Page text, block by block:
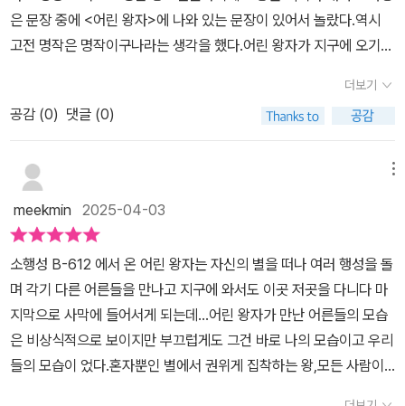
습들도 알게 되고 머릿속으로 계산기를 두드리고 있는 속물적인 나
자신의 모습에 화들짝 놀라기도 합니다. 어린왕자는 가장 중요한
가 서문에서도 밝혔듯이 이 책을 어른들에게 바치며 어린이들에게 용
서를 빌면서 '어른들도 처음에는 다 어린이였다'고 한 말이 기억에 남
습니다. <어린왕자>에서 생텍쥐페리가 말하는 '사랑'은 어떤 것일까
요? “네가 날 길들인다면 우린 서로에게 필요한 존재가 될 거야.내
게 있어 넌 세상에서 유일한 존재가 될 거고,네게 있어 난 세상에서 유
일한 존재가 되겠지.” 어린왕자는 여우에게서 일정 거리를 두고 떨
어져 앉아 여우를 기다리고 그저 바라봅니다. 소유하려 들지 않습니
다. <성채>에서도 '사랑'에 대한 그의 생각을 엿볼 수 있는데요,
“사랑은 소유하려고 하면 고통을 준다.소유하려는 본능은 사랑의 반
대이다.” -<성채>, 생텍쥐페리 '친구란 무엇보다도 평가하지 않
는 사람이다(<성채>).“ '누군가를 사랑한다면 그를 기다리며 먼저
도 함께 한다. 우리집 책장에서 추천하는 곳에 다른 책 하나 쓱 밀어
내고 앞자리를 차지하게 된 [어린왕자]. 누군가에게 마음을 담은 책선
물을 하고 싶을 때 포장없이 쓱 건네도 좋다. 마음에 드는 페이지 펼쳐
필사하는 것도 좋고, 그 페이지에 머물러 어린왕자에게 말을 건네도
들을 바라보고 있는 것만으로도 충분히 행복할 거예요. p128. 맞아.
내게 있어 넌 수많은 다른 소년 중 한명일 뿐이야. 난 네가 필요하지
않고, 너도 내가 필요하지 않지.네게 있어 난 수많은 다른 여우 중 한
마리에 불과하니까. 하지만 네가 날 길들인다면 우린 서로에게 필요
한 존재가 될 거야. 내게 있어 넌 세상에서 유일한 존재가 될 거고, 네
게 있어 난 세상에서 유일한 존재가 되겠지. p134. 같은 시간에 오
는게 더 좋을 거야. 만약 네가 오후 네시에 온다면 나는 세시부터 행복
해지기 시작할거야. p140. 잘가, 이제 내 비밀을 말해 줄게. 아주 간
은 문장 중에 <어린 왕자>에 나와 있는 문장이 있어서 놀랐다.​역시
고전 명작은 명작이구나라는 생각을 했다.​어린 왕자가 지구에 오기
도 저 별에 사는 사람처럼 힘들고 바쁘게 살고 있는 건 아닐까.어린 왕
자가 만난 사람들은 딱 우리 어른의 표본이라는 생각이 들었다.예쁜
일러스트와 함께 즐길 수 있는느낌이있는책의 <어린 왕자>를 추천해
드린다.* 출판사로부터 책만 제공받아 직접 읽고 솔직하게 작성한 글
입니다.
더보기
공감 (0) 댓글 (0)
meekmin 2025-04-03
소행성 B-612 에서 온 어린 왕자는 자신의 별을 떠나 여러 행성을 돌
며 각기 다른 어른들을 만나고 지구에 와서도 이곳 저곳을 다니다 마
지막으로 사막에 들어서게 되는데...어린 왕자가 만난 어른들의 모습
은 비상식적으로 보이지만 부끄럽게도 그건 바로 나의 모습이고 우리
들의 모습이 었다.혼자뿐인 별에서 권위게 집착하는 왕,모든 사람이